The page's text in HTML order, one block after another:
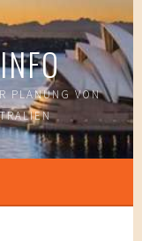
PLANUNG VON